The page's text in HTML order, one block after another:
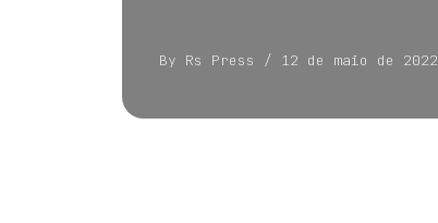
By Rs Press / 12 de maio de 2022